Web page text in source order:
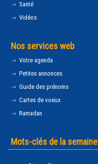
Santé
Vidéos
Nos services web
Votre agenda
Petites annonces
Guide des prénoms
Cartes de voeux
Ramadan
Mots-clés de la semaine